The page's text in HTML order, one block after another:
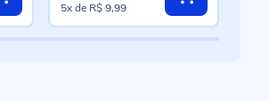
5xde R$ 9,99